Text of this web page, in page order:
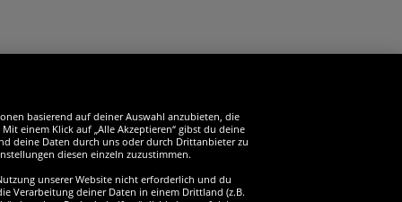
basierend auf deiner Auswahl anzubieten, die
einem Klick auf „Alle Akzeptieren“ gibst du deine
deine Daten durch uns oder durch Drittanbieter zu
diesen einzeln zuzustimmen.
unserer Website nicht erforderlich und du
Verarbeitung deiner Daten in einem Drittland (z.B.